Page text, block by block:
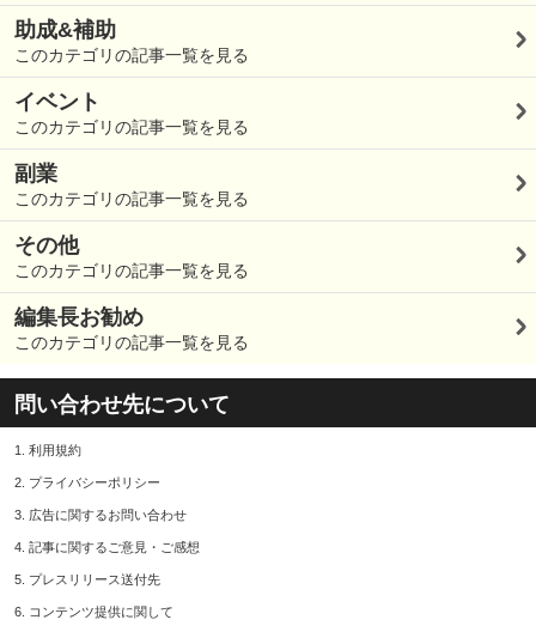
助成&補助
このカテゴリの記事一覧を見る
イベント
このカテゴリの記事一覧を見る
副業
このカテゴリの記事一覧を見る
その他
このカテゴリの記事一覧を見る
編集長お勧め
このカテゴリの記事一覧を見る
問い合わせ先について
1. 利用規約
2. プライバシーポリシー
3. 広告に関するお問い合わせ
4. 記事に関するご意見・ご感想
5. プレスリリース送付先
6. コンテンツ提供に関して